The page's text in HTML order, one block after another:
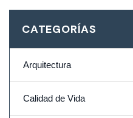
CATEGORÍAS
Arquitectura
Calidad de Vida